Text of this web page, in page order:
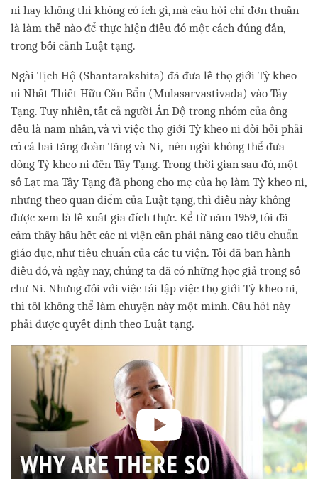
ni hay không thì không có ích gì, mà câu hỏi chỉ đơn thuần
là làm thế nào để thực hiện điều đó một cách đúng đắn,
trong bối cảnh Luật tạng.
Ngài Tịch Hộ (Shantarakshita) đã đưa lễ thọ giới Tỳ kheo
ni Nhất Thiết Hữu Căn Bổn (Mulasarvastivada) vào Tây
Tạng. Tuy nhiên, tất cả người Ấn Độ trong nhóm của ông
đều là nam nhân, và vì việc thọ giới Tỳ kheo ni đòi hỏi phải
có cả hai tăng đoàn Tăng và Ni, nên ngài không thể đưa
dòng Tỳ kheo ni đến Tây Tạng. Trong thời gian sau đó, một
số Lạt ma Tây Tạng đã phong cho mẹ của họ làm Tỳ kheo ni,
nhưng theo quan điểm của Luật tạng, thì điều này không
được xem là lễ xuất gia đích thực. Kể từ năm 1959, tôi đã
cảm thấy hầu hết các ni viện cần phải nâng cao tiêu chuẩn
giáo dục, như tiêu chuẩn của các tu viện. Tôi đã ban hành
điều đó, và ngày nay, chúng ta đã có những học giả trong số
chư Ni. Nhưng đối với việc tái lập việc thọ giới Tỳ kheo ni,
thì tôi không thể làm chuyện này một mình. Câu hỏi này
phải được quyết định theo Luật tạng.